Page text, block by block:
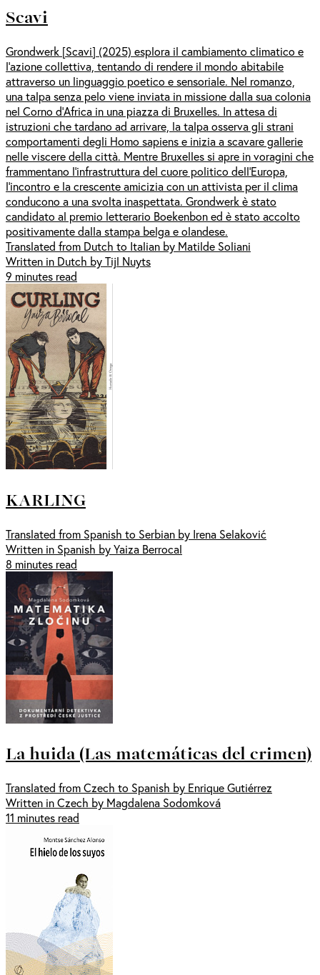
Scavi
Grondwerk [Scavi] (2025) esplora il cambiamento climatico e
l’azione collettiva, tentando di rendere il mondo abitabile
attraverso un linguaggio poetico e sensoriale. Nel romanzo,
una talpa senza pelo viene inviata in missione dalla sua colonia
nel Corno d’Africa in una piazza di Bruxelles. In attesa di
istruzioni che tardano ad arrivare, la talpa osserva gli strani
comportamenti degli Homo sapiens e inizia a scavare gallerie
nelle viscere della città. Mentre Bruxelles si apre in voragini che
frammentano l’infrastruttura del cuore politico dell’Europa,
l’incontro e la crescente amicizia con un attivista per il clima
conducono a una svolta inaspettata. Grondwerk è stato
candidato al premio letterario Boekenbon ed è stato accolto
positivamente dalla stampa belga e olandese.
Translated from Dutch to Italian by Matilde Soliani
Written in Dutch by Tijl Nuyts
9 minutes read
KARLING
Translated from Spanish to Serbian by Irena Selaković
Written in Spanish by Yaiza Berrocal
8 minutes read
La huida (Las matemáticas del crimen)
Translated from Czech to Spanish by Enrique Gutiérrez
Written in Czech by Magdalena Sodomková
11 minutes read